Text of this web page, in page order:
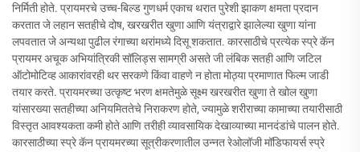
निर्मिती होते. प्रायमरचे उच्च-बिल्ड गुणधर्म एकाच थरात पुरेशी झाकण क्षमता प्रदान
करतात जे लहान सतहीचे दोष, खरखरीत खुणा आणि यंत्राद्वारे झालेल्या खुणा यांना
लपवतात जे अन्यथा पुढील रंगाच्या थरांमध्ये दिसू शकतात. कारसाठीचे प्रत्येक स्प्रे कॅन
प्रायमर अचूक अभियांत्रिकी सॉलिड्स सामग्री असते जी लंबिक सतही आणि जटिल
ऑटोमोटिव्ह आकारांवरही थर सरकणे किंवा वाहणे न होता मोठ्या प्रमाणात फिल्म जाडी
तयार करते. प्रायमरच्या उत्कृष्ट भरण क्षमतेमुळे सूक्ष्म खरखरीत खुणा ते खोल खुणा
यांसारख्या सतहीच्या अनियमिततेचे निराकरण होते, ज्यामुळे शरीराच्या कामाच्या तयारीसाठी
विस्तृत आवश्यकता कमी होते आणि तरीही व्यावसायिक देखाव्याच्या मानदंडांचे पालन होते.
कारसाठीच्या स्प्रे कॅन प्रायमरच्या सूत्रीकरणातील उन्नत रेओलॉजी मॉडिफायर्स स्प्रे